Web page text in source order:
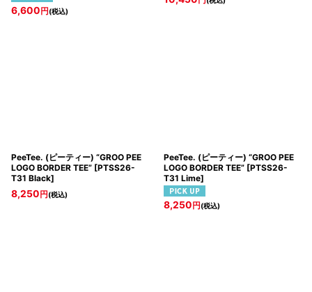
6,600円(税込)
PeeTee. (ピーティー) “GROO PEE
LOGO BORDER TEE” [PTSS26-
T31 Black]
8,250円(税込)
PeeTee. (ピーティー) “GROO PEE
LOGO BORDER TEE” [PTSS26-
T31 Lime]
8,250円(税込)